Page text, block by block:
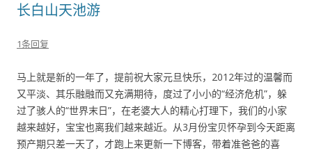
长白山天池游
1条回复
马上就是新的一年了，提前祝大家元旦快乐，2012年过的温馨而
又平淡、其乐融融而又充满期待，度过了小小的“经济危机”，躲
过了骇人的“世界末日”，在老婆大人的精心打理下，我们的小家
越来越好，宝宝也离我们越来越近。从3月份宝贝怀孕到今天距离
预产期只差一天了，才跑上来更新一下博客，带着准爸爸的喜